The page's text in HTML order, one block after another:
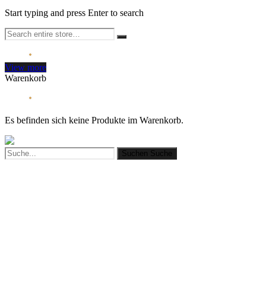
Start typing and press Enter to search
View more
Warenkorb
Es befinden sich keine Produkte im Warenkorb.
Suchen Suche